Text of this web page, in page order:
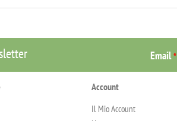
Email*
Account
Il Mio Account